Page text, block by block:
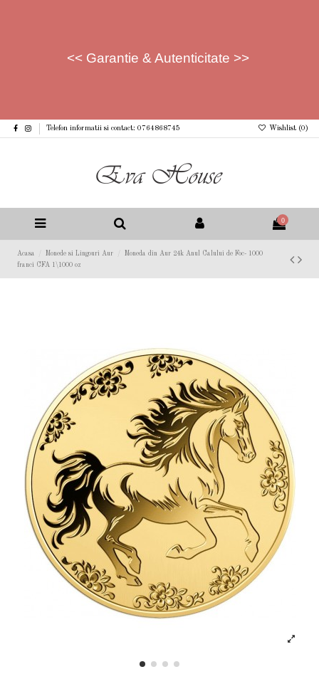
<< Garantie & Autenticitate >>
Telefon informatii si contact: 0764868745 Wishlist (0 )
0
Acasa Monede si Lingouri Aur
Moneda din Aur 24k Anul Calului de Foc- 1000
franci CFA 1\1000 oz